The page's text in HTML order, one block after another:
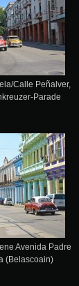
Calle Peñalver,
Parade
Avenida Padre
(Belascoain)